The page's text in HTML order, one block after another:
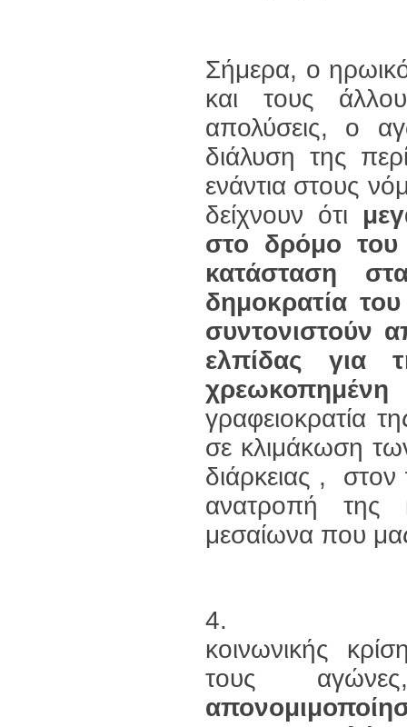
Σήμερα, ο
και τους
απολύσεις, ο
διάλυση της
ενάντια στους
δείχνουν ότι
στο δρόμο
κατάσταση
δημοκρατία
συντονιστούν
ελπίδας για
γραφειοκρατία
σε κλιμάκωση
διάρκειας ,
ανατροπή της
μεσαίωνα που
4. Μέσα στη
κοινωνικής
τους